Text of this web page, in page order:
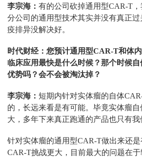
李宗海： 有的公司砍掉通用型CAR-T
分公司的通用型技术其实并没有真正
疫排异没解决好。
时代财经：您预计通用型CAR-T和体
临床应用最快是什么时候？那个时候
优势吗？会不会被淘汰掉？
李宗海： 短期内针对实体瘤的自体
的，长远来看是有可能。毕竟实体瘤
大，多年下来真正跑通的产品也只有我
针对实体瘤的通用型CAR-T做出来还
CAR-T挑战更大，目前最大的问题在